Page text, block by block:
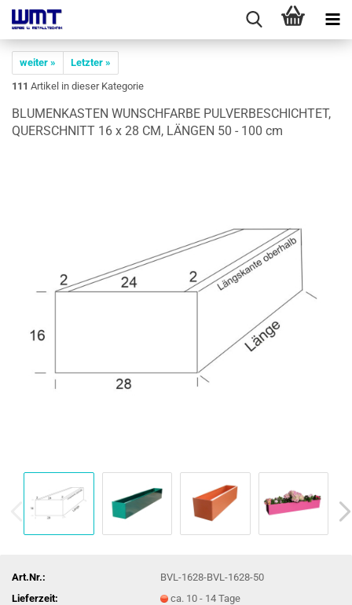
weiter »
Letzter »
111 Artikel in dieser Kategorie
BLU­MEN­KAS­TEN WUNSCH­FAR­BE PUL­VER­BE­SCHICH­TET,
QUER­SCHNITT 16 x 28 CM, LÄN­GEN 50 - 100 cm
Art.Nr.:
BVL-1628-BVL-1628-50
Lieferzeit:
ca. 10 - 14 Tage